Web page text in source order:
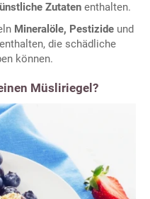
Zutaten enthalten.
Mineralöle, Pestizide und
enthalten, die schädliche
können.
Müsliriegel?